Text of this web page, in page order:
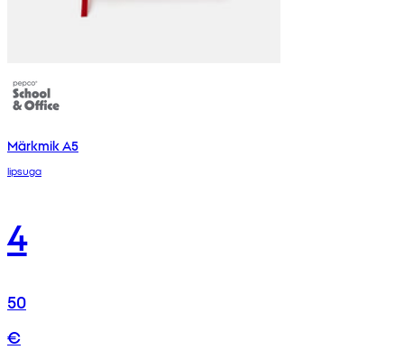
Märkmik A5
lipsuga
4
50
€